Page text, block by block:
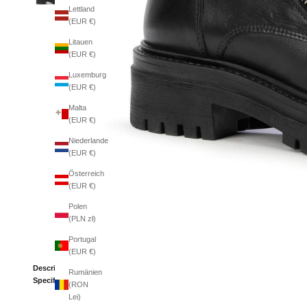
Lettland
(EUR €)
Litauen
(EUR €)
Luxemburg
(EUR €)
Malta
(EUR €)
Niederlande
(EUR €)
Österreich
(EUR €)
Polen
(PLN zł)
Portugal
(EUR €)
Rumänien
(RON
Lei)
Description
Specifications